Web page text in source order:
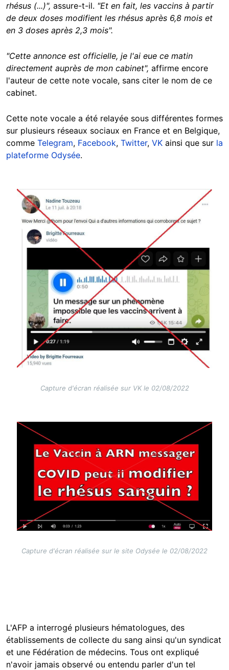
rhésus (...)", assure-t-il. "Et en fait, les vaccins à partir
de deux doses modifient les rhésus après 6,8 mois et
en 3 doses après 2,3 mois".
"Cette annonce est officielle, je l'ai eue ce matin
directement auprès de mon cabinet", affirme encore
l'auteur de cette note vocale, sans citer le nom de ce
cabinet.
Cette note vocale a été relayée sous différentes formes
sur plusieurs réseaux sociaux en France et en Belgique,
comme Telegram, Facebook, Twitter, VK ainsi que sur la
plateforme Odysée.
Image
Capture d'écran réalisée sur VK le 02/08/2022
Image
Capture d'écran réalisée sur le site Odysée le 02/08/2022
L'AFP a interrogé plusieurs hématologues, des
établissements de collecte du sang ainsi qu'un syndicat
et une Fédération de médecins. Tous ont expliqué
n'avoir jamais observé ou entendu parler d'un tel